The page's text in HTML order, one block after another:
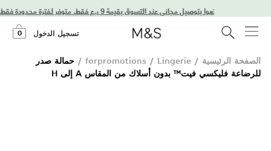
تسجيل الدخول 0
الصفحة الرئيسية /
forpromotions / Lingerie
/ حمالة صدر
للرضاعة فليكسي فيت™ بدون أسلاك من المقاس A إلى H